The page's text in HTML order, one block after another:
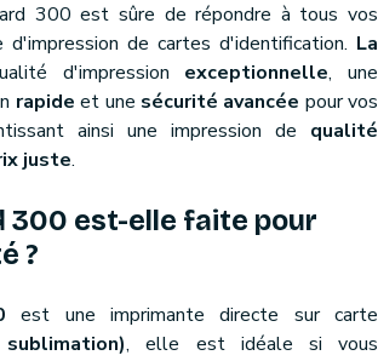
300 est sûre de répondre à tous vos
d'impression de cartes d'identification. La
d'impression exceptionnelle, une
rapide et une sécurité avancée pour vos
ainsi une impression de qualité
juste.
300 est-elle faite pour
?
est une imprimante directe sur carte
, elle est idéale si vous